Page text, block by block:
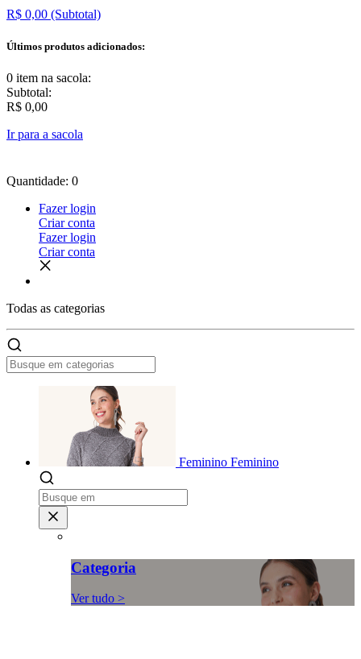
R$ 0,00 (Subtotal)
Últimos produtos adicionados:
0 item na sacola:
Subtotal:
R$ 0,00
Ir para a sacola
Quantidade: 0
Fazer login
Criar conta
Fazer login
Criar conta
Todas as categorias
Feminino Feminino
Categoria
Ver tudo >